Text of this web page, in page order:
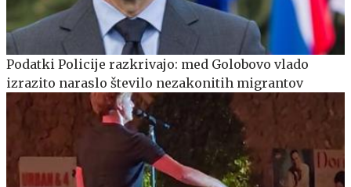
Podatki Policije razkrivajo: med Golobovo vlado
izrazito naraslo število nezakonitih migrantov